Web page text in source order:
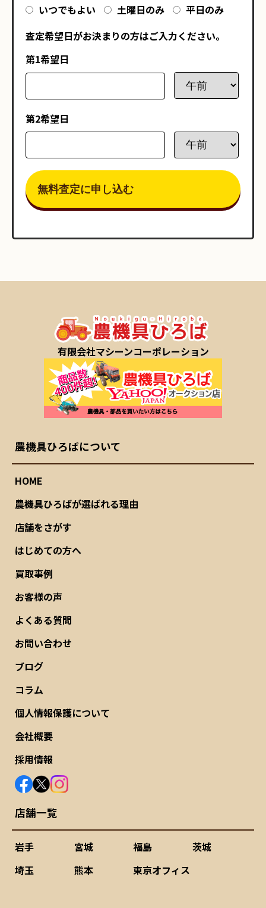
いつでもよい
土曜日のみ
平日のみ
査定希望日がお決まりの方はご入力ください。
第1希望日
第2希望日
有限会社マシーンコーポレーション
農機具ひろばについて
HOME
農機具ひろばが選ばれる理由
店舗をさがす
はじめての方へ
買取事例
お客様の声
よくある質問
お問い合わせ
ブログ
コラム
個人情報保護について
会社概要
採用情報
店舗一覧
岩手 宮城 福島
茨城
埼玉
熊本 東京オフィス